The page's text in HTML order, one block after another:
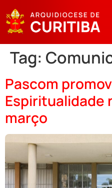
Tag:
Pascom
Espiritualidade
março